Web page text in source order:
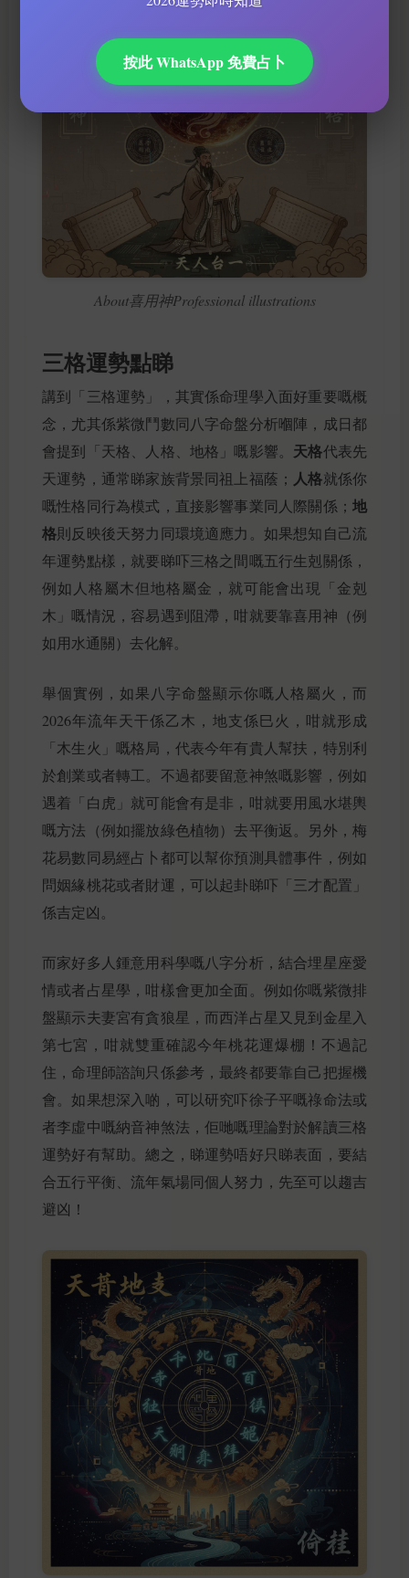
About喜用神Professional illustrations
三格運勢點睇
講到「三格運勢」，其實係命理學入面好重要嘅概
念，尤其係紫微鬥數同八字命盤分析嗰陣，成日都
會提到「天格、人格、地格」嘅影響。 天格代表先
天運勢，通常睇家族背景同祖上福蔭； 人格就係你
嘅性格同行為模式，直接影響事業同人際關係； 地
格則反映後天努力同環境適應力。如果想知自己流
年運勢點樣，就要睇吓三格之間嘅五行生剋關係，
例如人格屬木但地格屬金，就可能會出現「金剋
木」嘅情況，容易遇到阻滯，咁就要靠喜用神（例
如用水通關）去化解。
舉個實例，如果八字命盤顯示你嘅人格屬火，而
2026年流年天干係乙木，地支係巳火，咁就形成
「木生火」嘅格局，代表今年有貴人幫扶，特別利
於創業或者轉工。不過都要留意神煞嘅影響，例如
遇着「白虎」就可能會有是非，咁就要用風水堪輿
嘅方法（例如擺放綠色植物）去平衡返。另外，梅
花易數同易經占卜都可以幫你預測具體事件，例如
問姻緣桃花或者財運，可以起卦睇吓「三才配置」
係吉定凶。
而家好多人鍾意用科學嘅八字分析，結合埋星座愛
情或者占星學，咁樣會更加全面。例如你嘅紫微排
盤顯示夫妻宮有貪狼星，而西洋占星又見到金星入
第七宮，咁就雙重確認今年桃花運爆棚！不過記
住，命理師諮詢只係參考，最終都要靠自己把握機
會。如果想深入啲，可以研究吓徐子平嘅祿命法或
者李虛中嘅納音神煞法，佢哋嘅理論對於解讀三格
運勢好有幫助。總之，睇運勢唔好只睇表面，要結
合五行平衡、流年氣場同個人努力，先至可以趨吉
避凶！
按此 WhatsApp 免費占卜